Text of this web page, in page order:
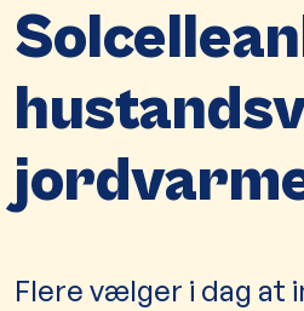
Flere vælger i dag at